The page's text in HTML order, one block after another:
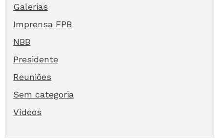
Galerias
Imprensa FPB
NBB
Presidente
Reuniões
Sem categoria
Vídeos